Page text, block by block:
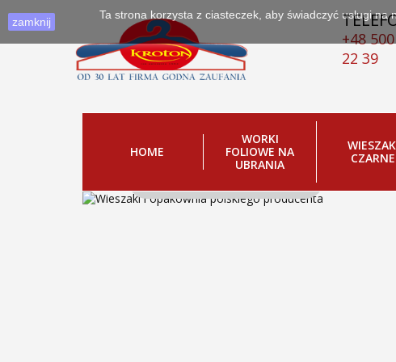
+48
22 39
HOME
WORKI
FOLIOWE NA
UBRANIA
CZARNE
WIESZAKI, KTÓRE
.
zamknij
Ta strona korzysta z ciasteczek, aby świadczyć usługi